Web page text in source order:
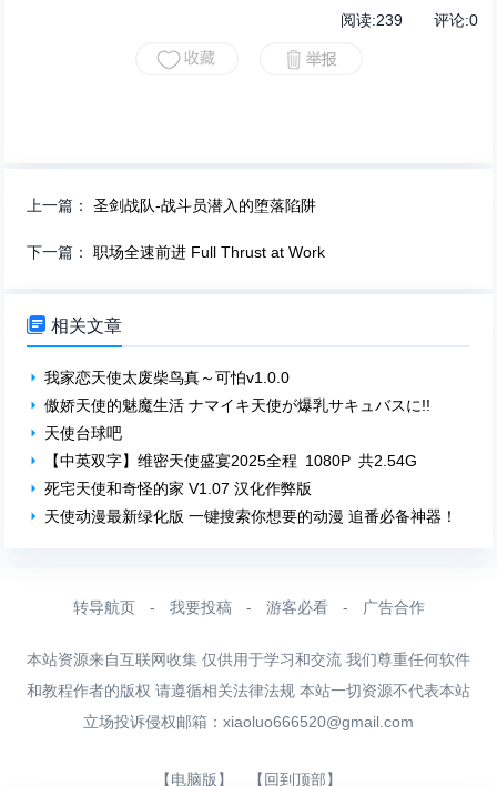
阅读:239评论:0
上一篇：圣剑战队-战斗员潜入的堕落陷阱
下一篇：职场全速前进 Full Thrust at Work
 相关文章
我家恋天使太废柴鸟真～可怕v1.0.0
傲娇天使的魅魔生活 ナマイキ天使が爆乳サキュバスに!!
天使台球吧
【中英双字】维密天使盛宴2025全程 1080P 共2.54G
死宅天使和奇怪的家 V1.07 汉化作弊版
天使动漫最新绿化版 一键搜索你想要的动漫 追番必备神器！
转导航页 - 我要投稿 - 游客必看 - 广告合作
本站资源来自互联网收集 仅供用于学习和交流 我们尊重任何软件
和教程作者的版权 请遵循相关法律法规 本站一切资源不代表本站
立场投诉侵权邮箱： xiaoluo666520@gmail.com
【电脑版】 【回到顶部】